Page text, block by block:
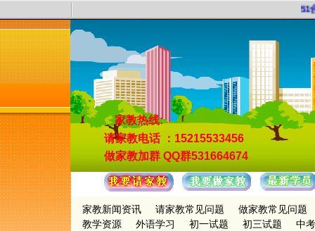
51合
家教热线:
请家教电话 ：15215533456
做家教加群 QQ群531664674
家教新闻资讯 请家教常见问题
做家教常见问题
教学资源
外语学习 初一试题 初三试题 中